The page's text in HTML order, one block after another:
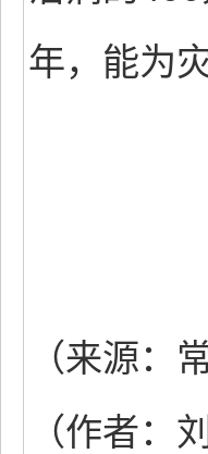
年，能为
（来源：
（作者：